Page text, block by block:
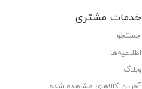
خدمات مشتری
جستجو
اطلاعیه‌ها
وبلاگ